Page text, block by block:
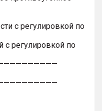
с регулировкой по
с регулировкой по